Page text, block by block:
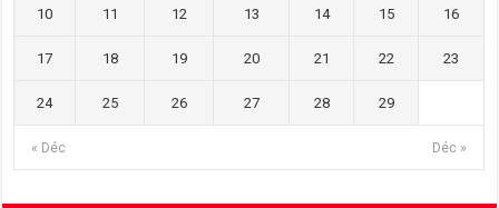
« Déc Déc »
10 11 12 13 14 15 16
17 18 19 20 21 22 23
24 25 26 27 28 29